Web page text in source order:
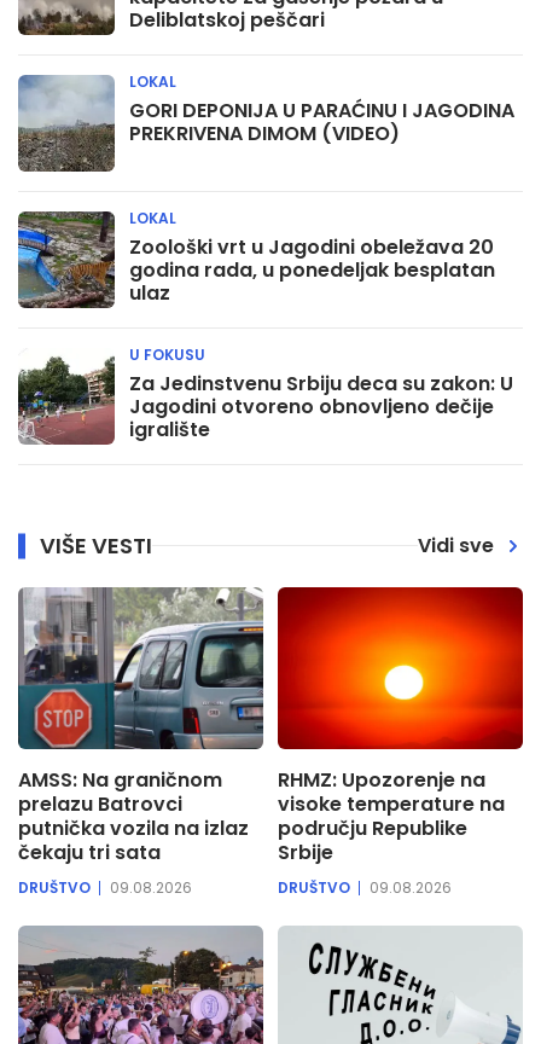
Deliblatskoj peščari
GORI DEPONIJA U PARAĆINU I JAGODINA
PREKRIVENA DIMOM (VIDEO)
LOKAL
Zoološki vrt u Jagodini obeležava 20
godina rada, u ponedeljak besplatan
ulaz
LOKAL
Za Jedinstvenu Srbiju deca su zakon: U
Jagodini otvoreno obnovljeno dečije
igralište
U FOKUSU
VIŠE VESTI Vidi sve
AMSS: Na graničnom
prelazu Batrovci
putnička vozila na izlaz
čekaju tri sata
DRUŠTVO 09.08.2026
RHMZ: Upozorenje na
visoke temperature na
području Republike
Srbije
DRUŠTVO 09.08.2026